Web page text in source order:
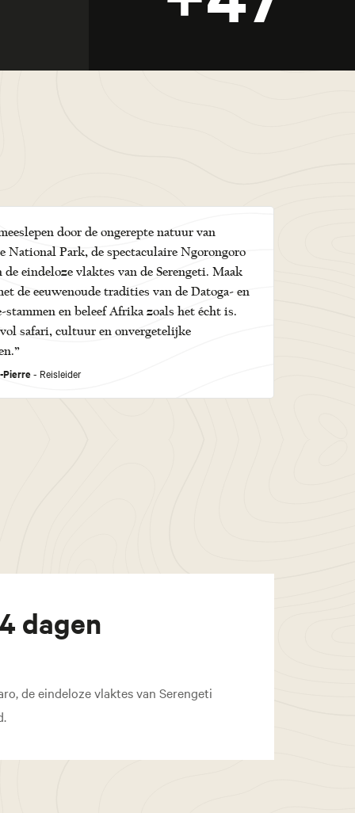
door de ongerepte natuur van
National Park, de spectaculaire Ngorongoro
de eindeloze vlaktes van de Serengeti. Maak
de eeuwenoude tradities van de Datoga- en
stammen en beleef Afrika zoals het écht is.
safari, cultuur en onvergetelijke
Pierre- Reisleider
dagen
de eindeloze vlaktes van Serengeti